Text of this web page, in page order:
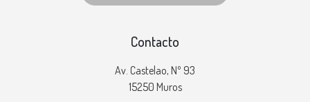
Contacto
Av. Castelao, Nº 93
15250 Muros